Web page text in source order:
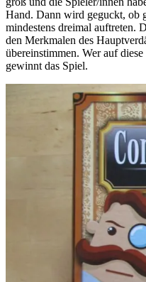
Hand. Dann wird geguckt, ob
mindestens dreimal auftreten.
den Merkmalen des
übereinstimmen. Wer auf
gewinnt das Spiel.